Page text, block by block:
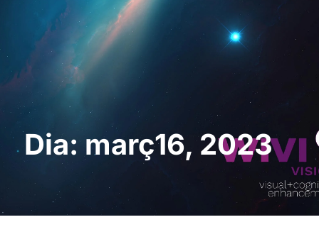
Sol · licita una
demostració
Dia: març16, 2023